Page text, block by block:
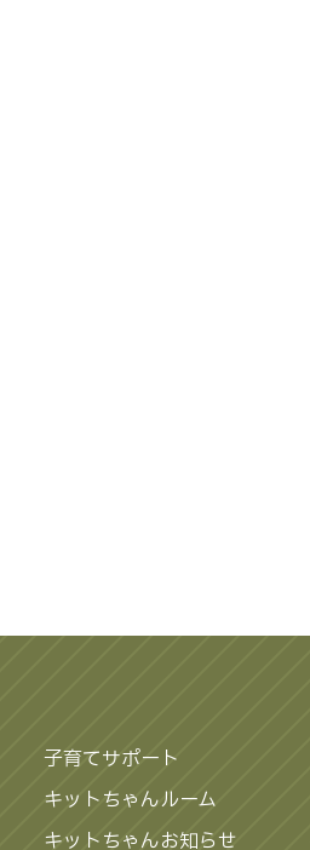
子育てサポート
キットちゃんルーム
キットちゃんお知らせ